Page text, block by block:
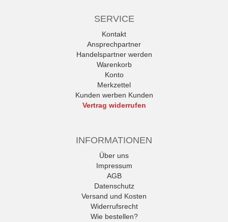
SERVICE
Kontakt
Ansprechpartner
Handelspartner werden
Warenkorb
Konto
Merkzettel
Kunden werben Kunden
Vertrag widerrufen
INFORMATIONEN
Über uns
Impressum
AGB
Datenschutz
Versand und Kosten
Widerrufsrecht
Wie bestellen?